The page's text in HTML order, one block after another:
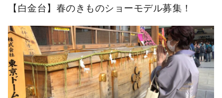
【白金台】春のきものショーモデル募集！